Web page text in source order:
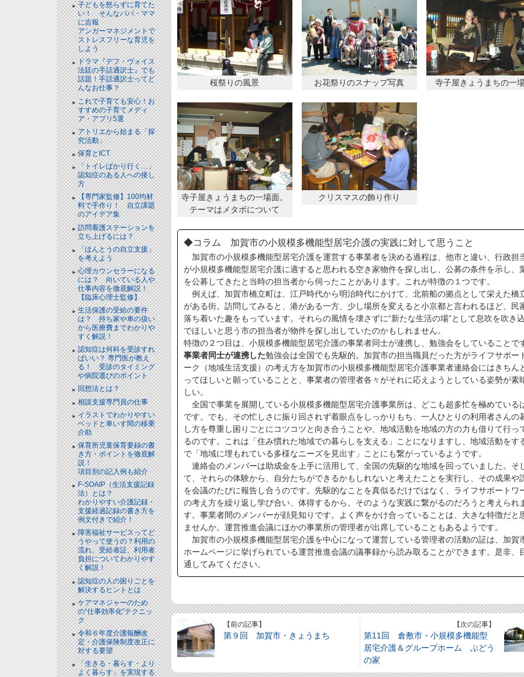
子どもを怒らずに育てた
い！ そんなパパ・ママ
に吉報
アンガーマネジメントで
ストレスフリーな育児を
しよう
ドラマ『デフ・ヴォイス
法廷の手話通訳士』でも
話題！手話通訳士ってど
んなお仕事？
これで子育ても安心！お
すすめの子育てメディ
ア・アプリ5選
アトリエから始まる「探
究活動」
保育とICT
「トイレばかり行く…」
認知症のある人への接し
方
【専門家監修】100均材
料で手作り！ 自立課題
のアイデア集
訪問看護ステーションを
立ち上げるには？
「ほんとうの自立支援」
を考えよう
心理カウンセラーになる
には？ 向いている人や
仕事内容を徹底解説！
【臨床心理士監修】
生活保護の受給の要件
は？ 持ち家や車の扱い
から医療費までわかりや
すく解説！
認知症は何科を受診すれ
ばいい？ 専門医が教え
る！ 受診のタイミング
や病院選びのポイント
回想法とは？
相談支援専門員の仕事
イラストでわかりやすい
ベッドと⾞いす間の移乗
介助
保育所児童保育要録の書
き方・ポイントを徹底解
説！
項目別の記入例も紹介
F-SOAIP（生活支援記録
法）とは？
わかりやすい介護記録・
支援経過記録の書き方を
例文付きで紹介！
障害福祉サービスってど
うやって使うの？利用の
流れ、受給者証、利用者
負担についてわかりやす
く解説！
認知症の人の困りごとを
解決するヒントとは
ケアマネジャーのため
の“仕事効率化”テクニッ
ク
令和６年度介護報酬改
定・介護保険制度改正に
対する要望
「生きる・暮らす・より
よく暮らす」を実現する
桜祭りの風景 お花祭りのスナップ写真 寺子屋きょうまちの一
寺子屋きょうまちの一場面。
テーマはメタボについて
クリスマスの飾り作り
◆コラム 加賀市の小規模多機能型居宅介護の実践に対して思うこと
加賀市の小規模多機能型居宅介護を運営する事業者を決める過程は、他市と違い、行政担
が小規模多機能型居宅介護に適すると思われる空き家物件を探し出し、公募の条件を示し、
を公募してきたと当時の担当者から伺ったことがあります。これが特徴の１つです。
例えば、加賀市橋立町は、江戸時代から明治時代にかけて、北前船の拠点として栄えた橋
がある街。訪問してみると、港がある一方、少し場所を変えると小京都と言われるほど、民
落ち着いた趣をもっています。それらの風情を壊さずに“新たな生活の場”として息吹を吹き
でほしいと思う市の担当者が物件を探し出していたのかもしれません。
特徴の２つ目は、小規模多機能型居宅介護の事業者同士が連携し、勉強会をしていることで
事業者同士が連携した勉強会は全国でも先駆的。加賀市の担当職員だった方がライフサポー
ーク（地域生活支援）の考え方を加賀市の小規模多機能型居宅介護事業者連絡会にはきちん
ってほしいと願っていることと、事業者の管理者各々がそれに応えようとしている姿勢が素
しい。
全国で事業を展開している小規模多機能型居宅介護事業所は、どこも超多忙を極めている
です。でも、その忙しさに振り回されず着眼点をしっかりもち、一人ひとりの利用者さんの
し方を尊重し困りごとにコツコツと向き合うことや、地域活動を地域の方の力も借りて行っ
るのです。これは「住み慣れた地域での暮らしを支える」ことになりますし、地域活動をす
で「地域に埋もれている多様なニーズを見出す」ことにも繋がっているようです。
連絡会のメンバーは助成金を上手に活用して、全国の先駆的な地域を回っていました。そ
て、それらの体験から、自分たちができるかもしれないと考えたことを実行し、その成果や
を会議のたびに報告し合うのです。先駆的なことを真似るだけではなく、ライフサポートワ
の考え方を繰り返し学び合い、体得するから、そのような実践に繋がるのだろうと考えられ
す。事業者間のメンバーが顔見知りです。よく声をかけ合っていることは、大きな特徴だと
ませんか。運営推進会議にほかの事業所の管理者が出席していることもあるようです。
加賀市の小規模多機能型居宅介護を中心になって運営している管理者の活動の証は、加賀
ホームページに挙げられている運営推進会議の議事録から読み取ることができます。是非、
通してみてください。
【前の記事】
第９回 加賀市・きょうまち
【次の記事】
第11回 倉敷市・小規模多機能型
居宅介護＆グループホーム ぶどう
の家